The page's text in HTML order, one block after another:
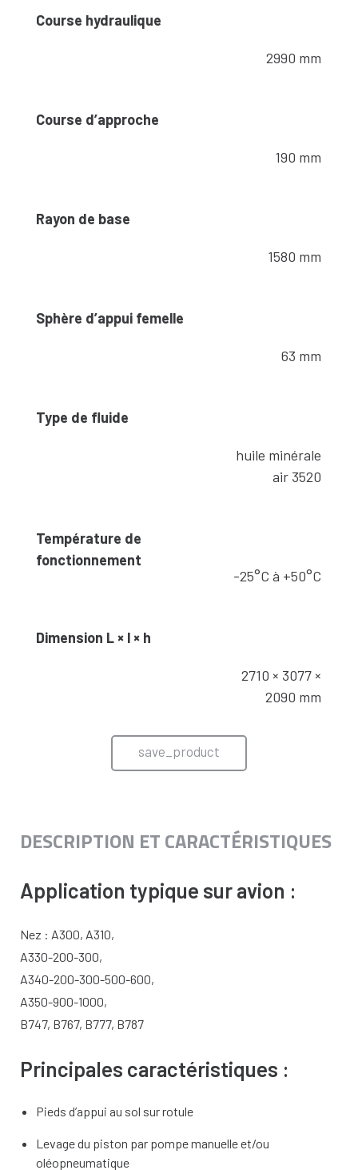
Course hydraulique
2990 mm
Course d’approche
190 mm
Rayon de base
1580 mm
Sphère d’appui femelle
63 mm
Type de fluide
huile minérale
air 3520
Température de
fonctionnement
-25°C à +50°C
Dimension L × l × h
2710 × 3077 ×
2090 mm
save_product
DESCRIPTION ET CARACTÉRISTIQUES
Application typique sur avion :
Nez : A300, A310,
A330-200-300,
A340-200-300-500-600,
A350-900-1000,
B747, B767, B777, B787
Principales caractéristiques :
Pieds d’appui au sol sur rotule
Levage du piston par pompe manuelle et/ou
oléopneumatique